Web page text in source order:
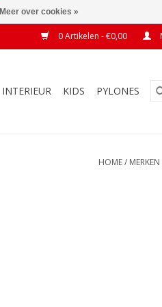
0 Artikelen - €0,00
INTERIEUR KIDS PYLONES
HOME/ MERKEN
Meer over cookies »